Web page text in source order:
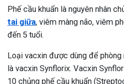
Phế cầu khuẩn là nguyên nhân
tai giữa, viêm màng não, viêm
đến 5 tuổi.
Loại vacxin được dùng để
là vacxin Synflorix. Vacxin
10 chủng phế cầu khuẩn